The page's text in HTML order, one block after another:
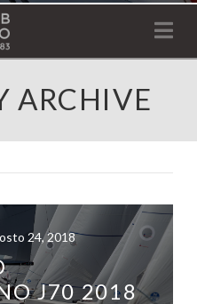
2026
ARCHIVE
24, 2018
J70 2018